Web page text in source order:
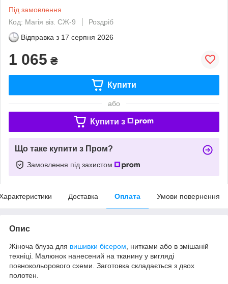
Під замовлення
Код: Магiя вiз. СЖ-9
Роздріб
Відправка з 17 серпня 2026
1 065 ₴
Купити
або
Купити з
Що таке купити з Пром?
Замовлення під захистом
Доставка Оплата Умови повернення
Опис
Жіноча блуза для вишивки бісером , нитками або в змішаній
техніці. Малюнок нанесений на тканину у вигляді
повнокольорового схеми. Заготовка складається з двох
полотен.